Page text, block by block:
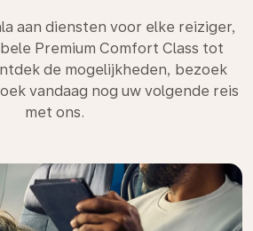
aan diensten voor elke reiziger,
Premium Comfort Class tot
de mogelijkheden, bezoek
vandaag nog uw volgende reis
met ons.